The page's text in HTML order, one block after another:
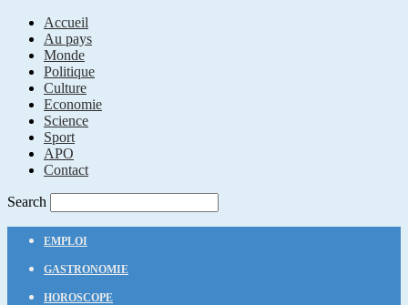
Accueil
Au pays
Monde
Politique
Culture
Economie
Science
Sport
APO
Contact
Search
EMPLOI
GASTRONOMIE
HOROSCOPE